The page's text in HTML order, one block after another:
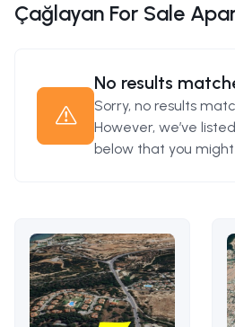
Çağlayan For Sale
No results
Sorry, no results
However, we’ve
below that you might